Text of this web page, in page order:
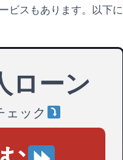
ビスもあります。以下に
ローン
ェック